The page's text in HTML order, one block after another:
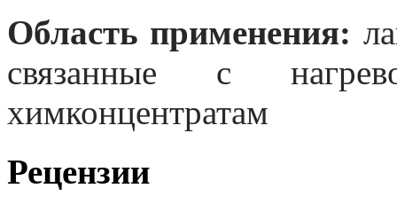
Область применения:
связанные с
химконцентратам
Рецензии